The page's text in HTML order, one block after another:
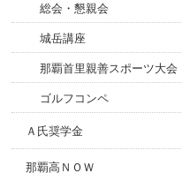
総会・懇親会
城岳講座
那覇首里親善スポーツ大会
ゴルフコンペ
Ａ氏奨学金
那覇高ＮＯＷ